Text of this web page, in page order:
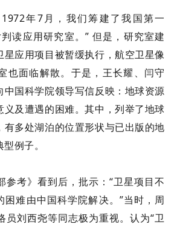
年7月，我们筹建了我国第一
读应用研究室。” 但是，研究室建
星应用项目被暂缓执行，航空卫星像
也面临解散。于是，王长耀、闫守
中国科学院领导写信反映：地球资源
义及遭遇的困难。其中，列举了地球
有多处湖泊的位置形状与已出版的地
例子。
参考》看到后 ，批示：“卫星项目不
困难由中国科学院解决。”当时，周
员刘西尧等同志极为重视。认为“卫